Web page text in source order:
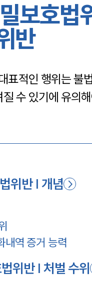
보호법
반
표적인 행위는 불
수 있기에 유의
위반 | 개념
내역 증거 능력
위반 | 처벌 수위